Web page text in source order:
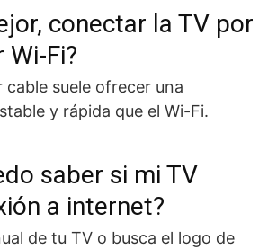
conectar la TV por
Fi?
suele ofrecer una
y rápida que el Wi-Fi.
saber si mi TV
a internet?
de tu TV o busca el logo de